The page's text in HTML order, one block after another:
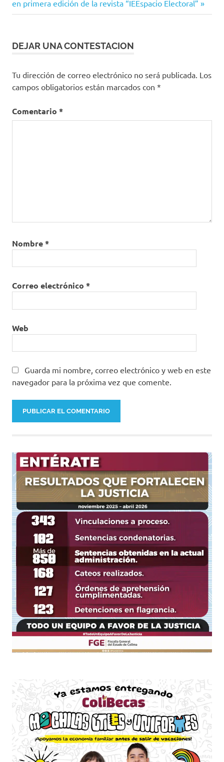
entradas
entrada:
en primera edición de la revista “IEEspacio Electoral”
DEJAR UNA CONTESTACION
Tu dirección de correo electrónico no será publicada. Los
campos obligatorios están marcados con *
Comentario *
Nombre*
Correo electrónico *
Web
Guarda mi nombre, correo electrónico y web en este
navegador para la próxima vez que comente.